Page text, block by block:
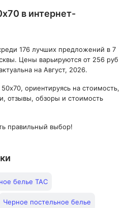
в интернет-
176 лучших предложений в 7
Цены варьируются от 256 руб
на Август, 2026.
ориентируясь на стоимость,
отзывы, обзоры и стоимость
правильный выбор!
белье TAC
Черное постельное белье